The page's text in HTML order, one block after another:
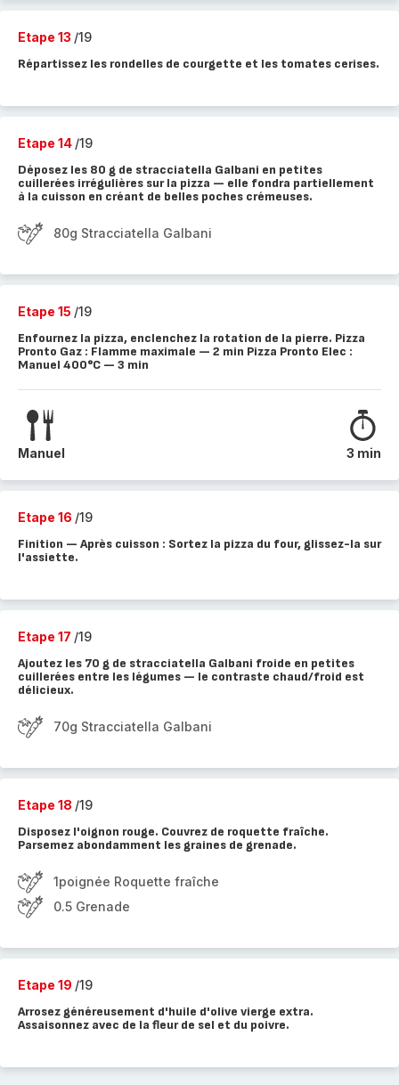
Etape 13 /19
Répartissez les rondelles de courgette et les tomates cerises.
Etape 14 /19
Déposez les 80 g de stracciatella Galbani en petites
cuillerées irrégulières sur la pizza — elle fondra partiellement
à la cuisson en créant de belles poches crémeuses.
80g Stracciatella Galbani
Etape 15 /19
Enfournez la pizza, enclenchez la rotation de la pierre. Pizza
Pronto Gaz : Flamme maximale — 2 min Pizza Pronto Elec :
Manuel 400°C — 3 min
Manuel 3 min
Etape 16 /19
Finition — Après cuisson : Sortez la pizza du four, glissez-la sur
l'assiette.
Etape 17 /19
Ajoutez les 70 g de stracciatella Galbani froide en petites
cuillerées entre les légumes — le contraste chaud/froid est
délicieux.
70g Stracciatella Galbani
Etape 18 /19
Disposez l'oignon rouge. Couvrez de roquette fraîche.
Parsemez abondamment les graines de grenade.
1poignée Roquette fraîche
0.5 Grenade
Etape 19 /19
Arrosez généreusement d'huile d'olive vierge extra.
Assaisonnez avec de la fleur de sel et du poivre.